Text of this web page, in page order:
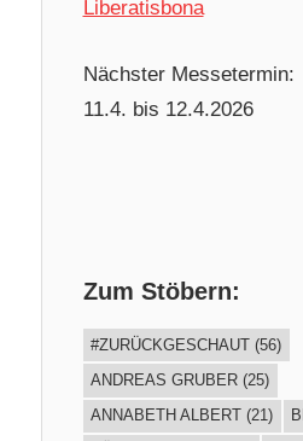
Liberatisbona
Nächster Messetermin:
11.4. bis 12.4.2026
Zum Stöbern:
#ZURÜCKGESCHAUT (56)
ANDREAS GRUBER (25)
ANNABETH ALBERT (21)